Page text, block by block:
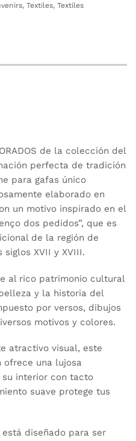
, Textiles, Textiles
de la colección del
perfecta de tradición
para gafas único
elaborado en
un motivo inspirado en el
dos pedidos”, que es
de la región de
XVII y XVIII.
al rico patrimonio cultural
y la historia del
por versos, dibujos
motivos y colores.
atractivo visual, este
ofrece una lujosa
interior con tacto
suave protege tus
diseñado para ser